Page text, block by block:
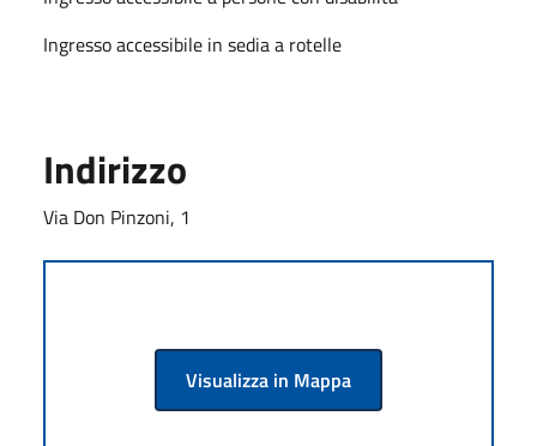
Ingresso accessibile in sedia a rotelle
Indirizzo
Via Don Pinzoni, 1
Visualizza in Mappa